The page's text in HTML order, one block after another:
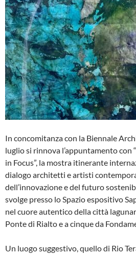
In concomitanza con la Biennale
luglio si rinnova l’appuntamento con
in Focus”, la mostra itinerante
dialogo architetti e artisti
dell’innovazione e del futuro
svolge presso lo Spazio espositivo
nel cuore autentico della città
Ponte di Rialto e a cinque da
Un luogo suggestivo, quello di Rio